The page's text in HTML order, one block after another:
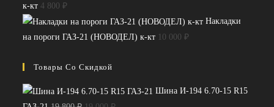
к-кт 4 800₽
Накладки
на пороги ГАЗ-21 (НОВОДЕЛ) к-кт
10 000₽
Товары Со Скидкой
Шина И-194 6.70-15 R15